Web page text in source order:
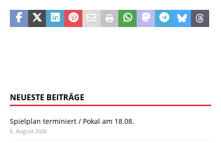
NEUESTE BEITRÄGE
Spielplan terminiert / Pokal am 18.08.
6. August 2026